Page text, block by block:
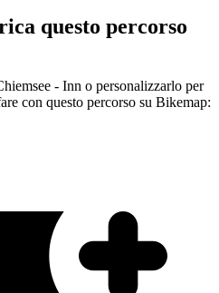
questo percorso
- Inn o personalizzarlo per
con questo percorso su Bikemap: